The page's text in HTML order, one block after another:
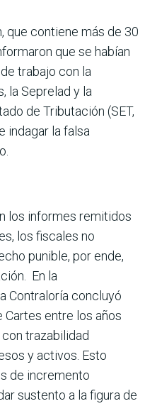
que contiene más de 30
que se habían
trabajo con la
la Seprelad y la
de Tributación (SET,
indagar la falsa
los informes remitidos
los fiscales no
punible, por ende,
En la
Contraloría concluyó
Cartes entre los años
trazabilidad
y activos. Esto
de incremento
sustento a la figura de